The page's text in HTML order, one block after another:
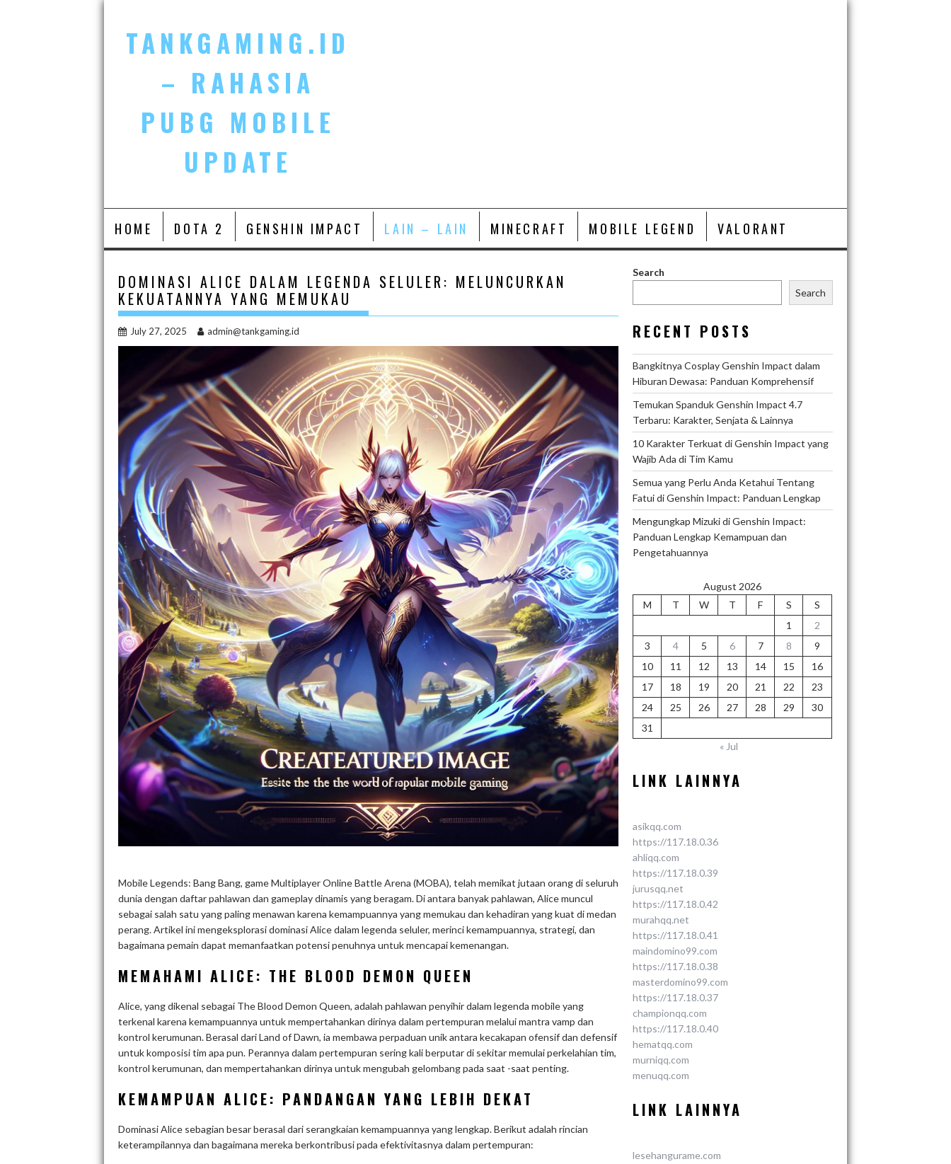
Skip
contentTANKGAMING.ID
– RAHASIA
PUBG MOBILE
UPDATE
HOME DOTA 2 GENSHIN IMPACT LAIN – LAIN MINECRAFT MOBILE LEGEND VALORANT
DOMINASI ALICE DALAM LEGENDA SELULER: MELUNCURKAN
KEKUATANNYA YANG MEMUKAU
July 27, 2025 admin@tankgaming.id
Mobile Legends: Bang Bang, game Multiplayer Online Battle Arena (MOBA), telah memikat jutaan orang di seluruh
dunia dengan daftar pahlawan dan gameplay dinamis yang beragam. Di antara banyak pahlawan, Alice muncul
sebagai salah satu yang paling menawan karena kemampuannya yang memukau dan kehadiran yang kuat di medan
perang. Artikel ini mengeksplorasi dominasi Alice dalam legenda seluler, merinci kemampuannya, strategi, dan
bagaimana pemain dapat memanfaatkan potensi penuhnya untuk mencapai kemenangan.
MEMAHAMI ALICE: THE BLOOD DEMON QUEEN
Alice, yang dikenal sebagai The Blood Demon Queen, adalah pahlawan penyihir dalam legenda mobile yang
terkenal karena kemampuannya untuk mempertahankan dirinya dalam pertempuran melalui mantra vamp dan
kontrol kerumunan. Berasal dari Land of Dawn, ia membawa perpaduan unik antara kecakapan ofensif dan defensif
untuk komposisi tim apa pun. Perannya dalam pertempuran sering kali berputar di sekitar memulai perkelahian tim,
kontrol kerumunan, dan mempertahankan dirinya untuk mengubah gelombang pada saat -saat penting.
KEMAMPUAN ALICE: PANDANGAN YANG LEBIH DEKAT
Dominasi Alice sebagian besar berasal dari serangkaian kemampuannya yang lengkap. Berikut adalah rincian
keterampilannya dan bagaimana mereka berkontribusi pada efektivitasnya dalam pertempuran:
Search
Search
RECENT POSTS
Bangkitnya Cosplay Genshin Impact dalam
Hiburan Dewasa: Panduan Komprehensif
Temukan Spanduk Genshin Impact 4.7
Terbaru: Karakter, Senjata & Lainnya
10 Karakter Terkuat di Genshin Impact yang
Wajib Ada di Tim Kamu
Semua yang Perlu Anda Ketahui Tentang
Fatui di Genshin Impact: Panduan Lengkap
Mengungkap Mizuki di Genshin Impact:
Panduan Lengkap Kemampuan dan
Pengetahuannya
August 2026
M
T W T F S
S
1
2
3
4 5 6 7 8
9
10
11 12 13 14 15
16
17
18 19 20 21 22
23
24
25 26 27 28 29
30
31
« Jul
LINK LAINNYA
asikqq.com
https://117.18.0.36
ahliqq.com
https://117.18.0.39
jurusqq.net
https://117.18.0.42
murahqq.net
https://117.18.0.41
maindomino99.com
https://117.18.0.38
masterdomino99.com
https://117.18.0.37
championqq.com
https://117.18.0.40
hematqq.com
murniqq.com
menuqq.com
LINK LAINNYA
lesehangurame.com